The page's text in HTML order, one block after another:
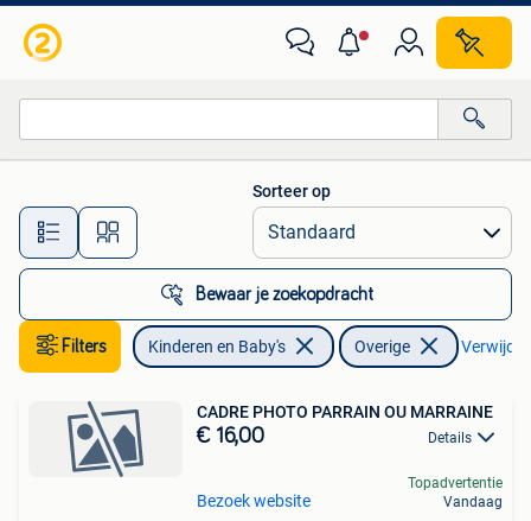
Alle afstanden…
Sorteer op
Bewaar je zoekopdracht
Filters Kinderen en Baby's Overige
CADRE PHOTO PARRAIN OU MARRAINE
€ 16,00 Details
Bezoek website
Topadvertentie
Vandaag